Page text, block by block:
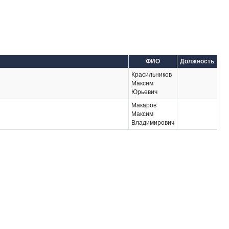
ФИО
Должность
Красильников
Максим
Юрьевич
Макаров
Максим
Владимирович